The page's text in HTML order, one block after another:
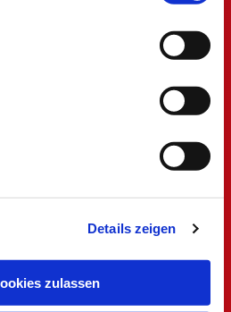
Details zeigen
zulassen